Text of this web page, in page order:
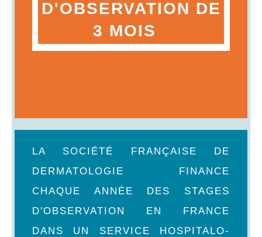
D'OBSERVATION DE
3 MOIS
LA SOCIÉTÉ FRANÇAISE DE
DERMATOLOGIE FINANCE
CHAQUE ANNÉE DES STAGES
D'OBSERVATION EN FRANCE
DANS UN SERVICE HOSPITALO-